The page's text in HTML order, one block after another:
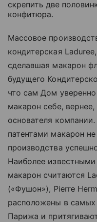
скрепить две
конфитюра.
Массовое
кондитерская
сделавшая макарон
будущего
что сам Дом
макарон себе,
основателя
патентами макарон
производства
Наиболее
макарон считаются
(«Фушон»), Pierre
расположены в
Парижа и